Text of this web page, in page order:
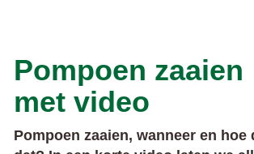
Pompoen zaaien
met video
Pompoen zaaien, wanneer en hoe